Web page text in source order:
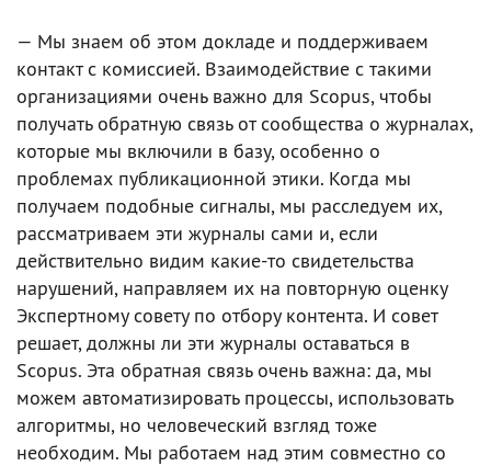
— Мы знаем об этом докладе и поддерживаем
контакт с комиссией. Взаимодействие с такими
организациями очень важно для Scopus, чтобы
получать обратную связь от сообщества о журналах,
которые мы включили в базу, особенно о
проблемах публикационной этики. Когда мы
получаем подобные сигналы, мы расследуем их,
рассматриваем эти журналы сами и, если
действительно видим какие-то свидетельства
нарушений, направляем их на повторную оценку
Экспертному совету по отбору контента. И совет
решает, должны ли эти журналы оставаться в
Scopus. Эта обратная связь очень важна: да, мы
можем автоматизировать процессы, использовать
алгоритмы, но человеческий взгляд тоже
необходим. Мы работаем над этим совместно со